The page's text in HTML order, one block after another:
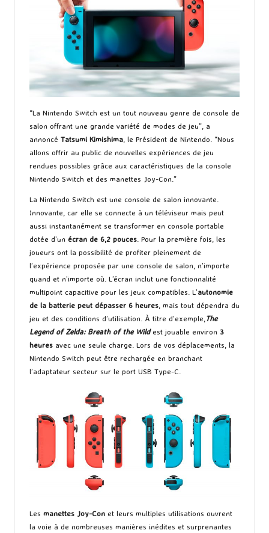
“La Nintendo Switch est un tout nouveau genre de console de
salon offrant une grande variété de modes de jeu”, a
annoncé Tatsumi Kimishima, le Président de Nintendo. “Nous
allons offrir au public de nouvelles expériences de jeu
rendues possibles grâce aux caractéristiques de la console
Nintendo Switch et des manettes Joy-Con.”
La Nintendo Switch est une console de salon innovante.
Innovante, car elle se connecte à un téléviseur mais peut
aussi instantanément se transformer en console portable
dotée d’un écran de 6,2 pouces. Pour la première fois, les
joueurs ont la possibilité de profiter pleinement de
l’expérience proposée par une console de salon, n’importe
quand et n’importe où. L’écran inclut une fonctionnalité
multipoint capacitive pour les jeux compatibles. L’autonomie
de la batterie peut dépasser 6 heures, mais tout dépendra du
jeu et des conditions d’utilisation. À titre d’exemple,The
Legend of Zelda: Breath of the Wildest jouable environ 3
heures avec une seule charge. Lors de vos déplacements, la
Nintendo Switch peut être rechargée en branchant
l’adaptateur secteur sur le port USB Type-C.
Les manettes Joy-Con et leurs multiples utilisations ouvrent
la voie à de nombreuses manières inédites et surprenantes